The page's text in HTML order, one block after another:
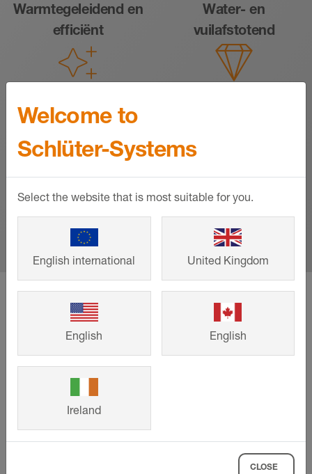
Warmtegeleidend en
efficiënt
Water- en
vuilafstotend
Hygiënisch en
onderhoudsvriendelijk
Lange levensduur
Sterk, vuurvast en
slijtvast
#4 De visuele diversiteit
Welcome to
Schlüter-Systems
Select the website that is most suitable for you.
English international United Kingdom
English English
Ireland
CLOSE